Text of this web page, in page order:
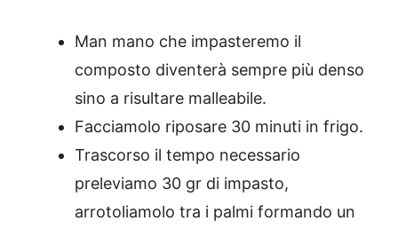
Man mano che impasteremo il
composto diventerà sempre più denso
sino a risultare malleabile.
Facciamolo riposare 30 minuti in frigo.
Trascorso il tempo necessario
preleviamo 30 gr di impasto,
arrotoliamolo tra i palmi formando un